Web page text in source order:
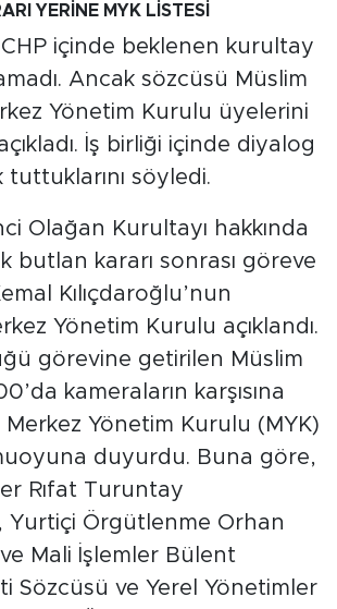
YERİNE MYK LİSTESİ
CHP içinde beklenen kurultay
Ancak sözcüsü Müslim
Yönetim Kurulu üyelerini
İş birliği içinde diyalog
tuttuklarını söyledi.
Olağan Kurultayı hakkında
butlan kararı sonrası göreve
Kılıçdaroğlu’nun
Yönetim Kurulu açıklandı.
görevine getirilen Müslim
kameraların karşısına
Yönetim Kurulu (MYK)
duyurdu. Buna göre,
Rıfat Turuntay
Yurtiçi Örgütlenme Orhan
Mali İşlemler Bülent
Sözcüsü ve Yerel Yönetimler